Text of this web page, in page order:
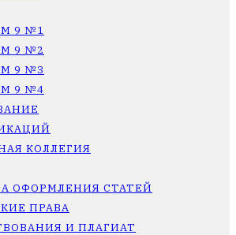
9 №1
9 №2
9 №3
9 №4
КОЛЛЕГИЯ
ОФОРМЛЕНИЯ СТАТЕЙ
ПРАВА
И ПЛАГИАТ